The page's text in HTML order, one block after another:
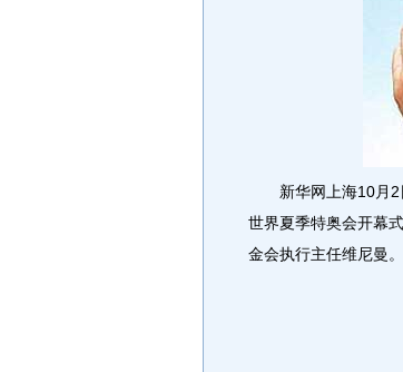
新华网上海10月2
世界夏季特奥会开幕
金会执行主任维尼曼